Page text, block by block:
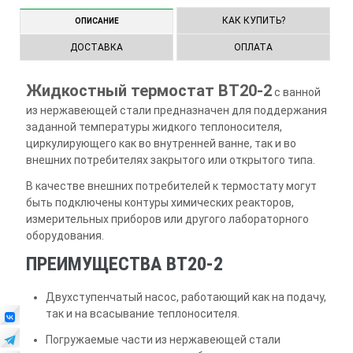
ОПИСАНИЕ КАК КУПИТЬ?
ДОСТАВКА ОПЛАТА
Жидкостный термостат ВТ20-2с ванной
из нержавеющей стали предназначен для поддержания
заданной температуры жидкого теплоносителя,
циркулирующего как во внутренней ванне, так и во
внешних потребителях закрытого или открытого типа.
В качестве внешних потребителей к термостату могут
быть подключены контуры химических реакторов,
измерительных приборов или другого лабораторного
оборудования.
ПРЕИМУЩЕСТВА ВТ20-2
Двухступенчатый насос, работающий как на подачу,
так и на всасывание теплоносителя.
Погружаемые части из нержавеющей стали